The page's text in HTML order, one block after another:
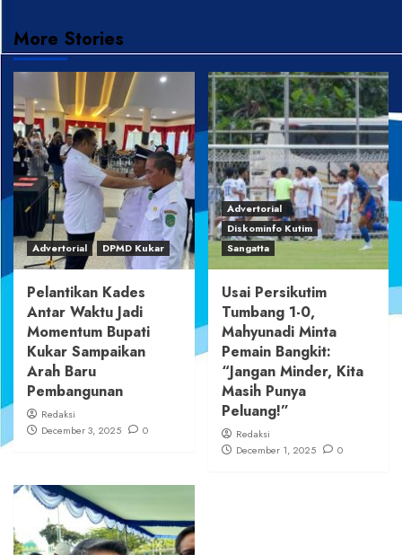
More Stories
Advertorial DPMD Kukar
Pelantikan Kades
Antar Waktu Jadi
Momentum Bupati
Kukar Sampaikan
Arah Baru
Pembangunan
Redaksi
December 3, 2025
0
Advertorial
Diskominfo Kutim
Sangatta
Usai Persikutim
Tumbang 1-0,
Mahyunadi Minta
Pemain Bangkit:
“Jangan Minder, Kita
Masih Punya
Peluang!”
Redaksi
December 1, 2025
0